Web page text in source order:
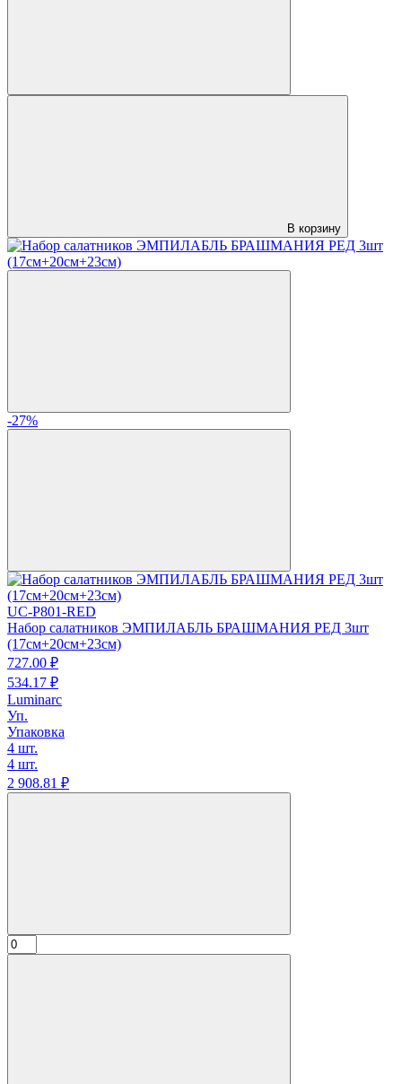
В корзину
-27%
UC-P801-RED
Набор салатников ЭМПИЛАБЛЬ БРАШМАНИЯ РЕД 3шт
(17см+20см+23см)
727.00 ₽
534.17 ₽
Luminarc
Уп.
Упаковка
4 шт.
4 шт.
2 908.81 ₽